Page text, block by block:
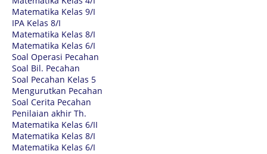
Matematika Kelas 9/I
IPA Kelas 8/I
Matematika Kelas 8/I
Matematika Kelas 6/I
Soal Operasi Pecahan
Soal Bil. Pecahan
Soal Pecahan Kelas 5
Mengurutkan Pecahan
Soal Cerita Pecahan
Penilaian akhir Th.
Matematika Kelas 6/II
Matematika Kelas 8/I
Matematika Kelas 6/I